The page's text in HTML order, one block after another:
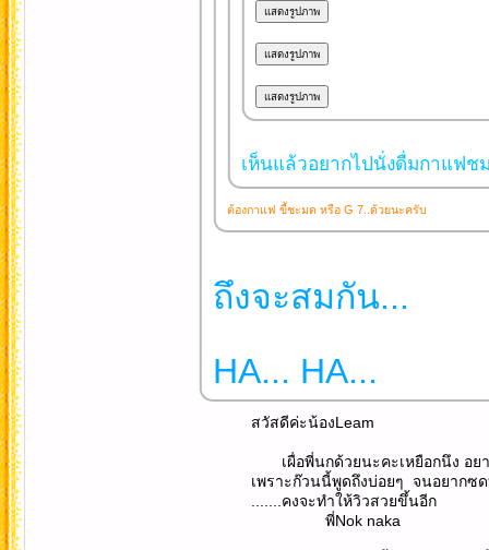
เห็นแล้วอยากไปนั่งดื่มกาแฟช
ต้องกาแฟ ขี้ชะมด หรือ G 7..ด้วยนะครับ
ถึงจะสมกัน...
HA... HA...
สวัสดีค่ะน้องLeam
เผื่อพี่นกด้วยนะคะเหยือกนึง อยากรู้
เพราะก๊วนนี้พูดถึงบ่อยๆ จนอยากซด
.......คงจะทำให้วิวสวยขึ้นอีก
พี่Nok naka